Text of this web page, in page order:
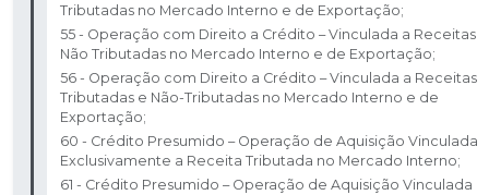
Tributadas no Mercado Interno e de Exportação; ​
55 - Operação com Direito a Crédito – Vinculada a Receitas
Não Tributadas no Mercado Interno e de Exportação; ​
56 - Operação com Direito a Crédito – Vinculada a Receitas
Tributadas e Não-Tributadas no Mercado Interno e de
Exportação; ​
60 - Crédito Presumido – Operação de Aquisição Vinculada
Exclusivamente a Receita Tributada no Mercado Interno; ​
61 - Crédito Presumido – Operação de Aquisição Vinculada